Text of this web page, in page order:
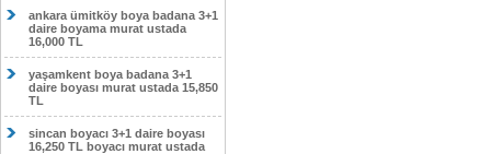
ankara ümitköy boya badana 3+1
daire boyama murat ustada
16,000 TL
yaşamkent boya badana 3+1
daire boyası murat ustada 15,850
TL
sincan boyacı 3+1 daire boyası
16,250 TL boyacı murat ustada